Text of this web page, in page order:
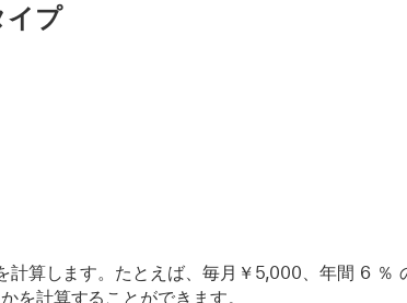
イプ
計算します。たとえば、毎月￥5,000、年間 6
を計算することができます。